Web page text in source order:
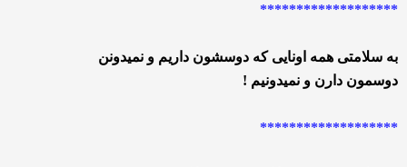
*******************
به سلامتی همه اونایی که دوسشون داریم و نمیدونن
دوسمون دارن و نمیدونیم !
*******************